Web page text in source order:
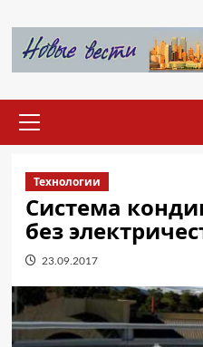
содержимому
меню
Технологии
Система
без
23.09.2017